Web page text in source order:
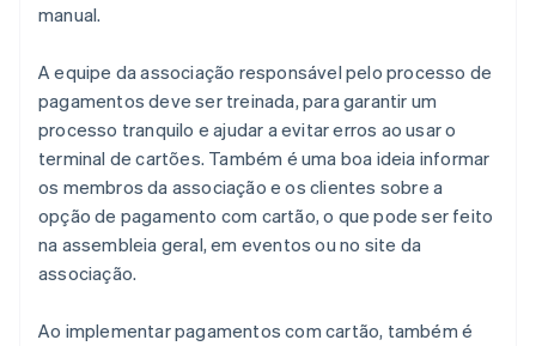
manual.
A equipe da associação responsável pelo processo de
pagamentos deve ser treinada, para garantir um
processo tranquilo e ajudar a evitar erros ao usar o
terminal de cartões. Também é uma boa ideia informar
os membros da associação e os clientes sobre a
opção de pagamento com cartão, o que pode ser feito
na assembleia geral, em eventos ou no site da
associação.
Ao implementar pagamentos com cartão, também é